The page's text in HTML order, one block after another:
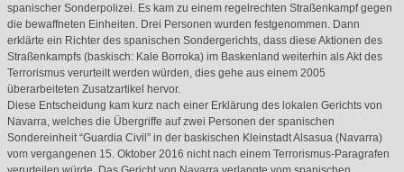
spanischer Sonderpolizei. Es kam zu einem regelrechten Straßenkampf gegen
die bewaffneten Einheiten. Drei Personen wurden festgenommen. Dann
erklärte ein Richter des spanischen Sondergerichts, dass diese Aktionen des
Straßenkampfs (baskisch: Kale Borroka) im Baskenland weiterhin als Akt des
Terrorismus verurteilt werden würden, dies gehe aus einem 2005
überarbeiteten Zusatzartikel hervor.
Diese Entscheidung kam kurz nach einer Erklärung des lokalen Gerichts von
Navarra, welches die Übergriffe auf zwei Personen der spanischen
Sondereinheit “Guardia Civil” in der baskischen Kleinstadt Alsasua (Navarra)
vom vergangenen 15. Oktober 2016 nicht nach einem Terrorismus-Paragrafen